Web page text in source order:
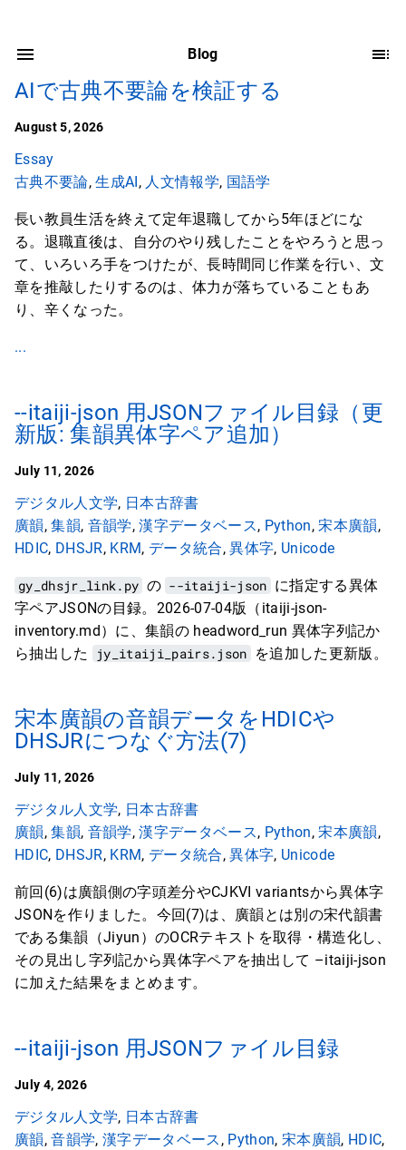
Blog
AIで古典不要論を検証する
August 5, 2026
Essay
古典不要論,生成AI, 人文情報学, 国語学
長い教員生活を終えて定年退職してから5年ほどにな
る。退職直後は、自分のやり残したことをやろうと思っ
て、いろいろ手をつけたが、長時間同じ作業を行い、文
章を推敲したりするのは、体力が落ちていることもあ
り、辛くなった。
...
--itaiji-json 用JSONファイル目録（更
新版: 集韻異体字ペア追加）
July 11, 2026
デジタル人文学, 日本古辞書
廣韻,集韻, 音韻学,漢字データベース, Python,宋本廣韻,
HDIC, DHSJR, KRM, データ統合,異体字, Unicode
gy_dhsjr_link.py の --itaiji-json に指定する異体
字ペアJSONの目録。2026-07-04版（itaiji-json-
inventory.md）に、集韻の headword_run 異体字列記か
ら抽出した
jy_itaiji_pairs.json を追加した更新版。
宋本廣韻の音韻データをHDICや
DHSJRにつなぐ方法(7)
July 11, 2026
デジタル人文学, 日本古辞書
廣韻,集韻, 音韻学,漢字データベース, Python,宋本廣韻,
HDIC, DHSJR, KRM, データ統合,異体字, Unicode
前回(6)は廣韻側の字頭差分やCJKVI variantsから異体字
JSONを作りました。今回(7)は、廣韻とは別の宋代韻書
である集韻（Jiyun）のOCRテキストを取得・構造化し、
その見出し字列記から異体字ペアを抽出して –itaiji-json
に加えた結果をまとめます。
--itaiji-json 用JSONファイル目録
July 4, 2026
デジタル人文学, 日本古辞書
廣韻,音韻学,漢字データベース , Python, 宋本廣韻, HDIC,